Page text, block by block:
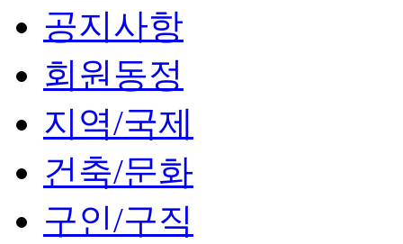
공지사항
회원동정
지역/국제
건축/문화
구인/구직